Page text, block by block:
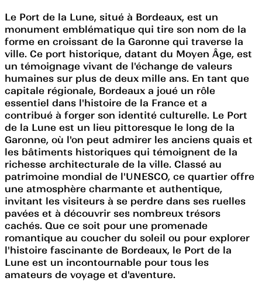
Le Port de la Lune, situé à Bordeaux, est un
monument emblématique qui tire son nom de la
forme en croissant de la Garonne qui traverse la
ville. Ce port historique, datant du Moyen Âge, est
un témoignage vivant de l'échange de valeurs
humaines sur plus de deux mille ans. En tant que
capitale régionale, Bordeaux a joué un rôle
essentiel dans l'histoire de la France et a
contribué à forger son identité culturelle. Le Port
de la Lune est un lieu pittoresque le long de la
Garonne, où l'on peut admirer les anciens quais et
les bâtiments historiques qui témoignent de la
richesse architecturale de la ville. Classé au
patrimoine mondial de l'UNESCO, ce quartier offre
une atmosphère charmante et authentique,
invitant les visiteurs à se perdre dans ses ruelles
pavées et à découvrir ses nombreux trésors
cachés. Que ce soit pour une promenade
romantique au coucher du soleil ou pour explorer
l'histoire fascinante de Bordeaux, le Port de la
Lune est un incontournable pour tous les
amateurs de voyage et d'aventure.